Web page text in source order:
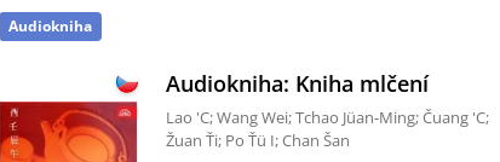
Audiokniha
Audiokniha: Kniha mlčení
Lao 'C; Wang Wei; Tchao Jüan-Ming; Čuang 'C;
Žuan Ťi; Po Ťü I; Chan Šan